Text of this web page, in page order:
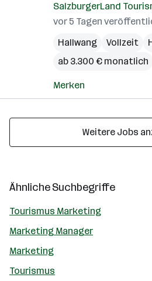
SalzburgerLand
vor 5 Tagen
Hallwang
Vollzeit
ab 3.300 € monatlich
Merken
Weitere Jobs
Ähnliche Suchbegriffe
Tourismus Marketing
Marketing Manager
Marketing
Tourismus